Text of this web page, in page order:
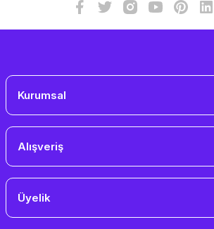
Kurumsal
Alışveriş
Üyelik